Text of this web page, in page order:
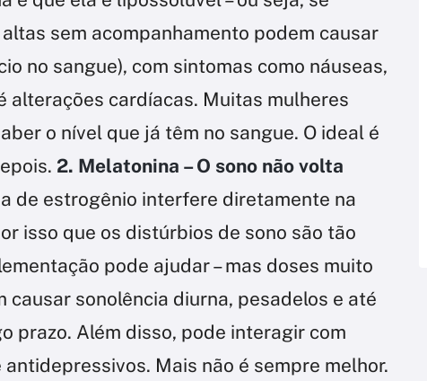
sem acompanhamento podem causar
no sangue), com sintomas como náuseas,
alterações cardíacas. Muitas mulheres
o nível que já têm no sangue. O ideal é
2. Melatonina – O sono não volta
de estrogênio interfere diretamente na
isso que os distúrbios de sono são tão
pode ajudar – mas doses muito
causar sonolência diurna, pesadelos e até
prazo. Além disso, pode interagir com
Mais não é sempre melhor.